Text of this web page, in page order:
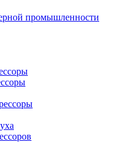
промышленности